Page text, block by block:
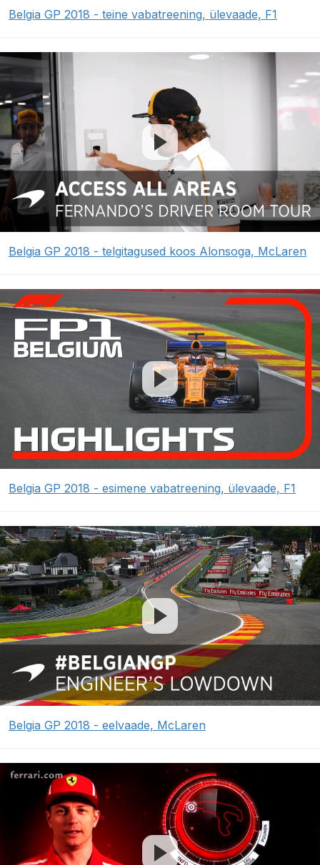
Belgia GP 2018 - teine vabatreening, ülevaade, F1
Belgia GP 2018 - telgitagused koos Alonsoga, McLaren
Belgia GP 2018 - esimene vabatreening, ülevaade, F1
Belgia GP 2018 - eelvaade, McLaren